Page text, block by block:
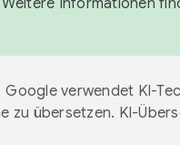
Informationen
Google verwendet KI-
zu übersetzen. KI-